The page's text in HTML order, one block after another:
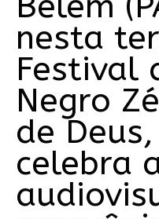
nesta
Festival
Negro
de
celebra